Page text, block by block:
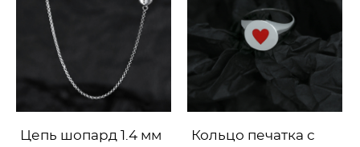
Цепь шопард 1.4 мм
Кольцо печатка с